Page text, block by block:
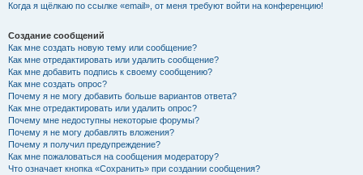
Когда я щёлкаю по ссылке «email», от меня требуют войти на конференцию!
Создание сообщений
Как мне создать новую тему или сообщение?
Как мне отредактировать или удалить сообщение?
Как мне добавить подпись к своему сообщению?
Как мне создать опрос?
Почему я не могу добавить больше вариантов ответа?
Как мне отредактировать или удалить опрос?
Почему мне недоступны некоторые форумы?
Почему я не могу добавлять вложения?
Почему я получил предупреждение?
Как мне пожаловаться на сообщения модератору?
Что означает кнопка «Сохранить» при создании сообщения?